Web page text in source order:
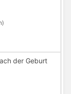
der Geburt